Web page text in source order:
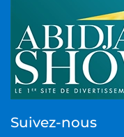
Suivez-nous